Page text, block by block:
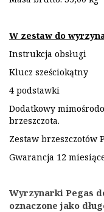
W zestaw do
Instrukcja obsługi
Klucz sześciokątny
4 podstawki
Dodatkowy
brzeszczota.
Zestaw brzeszczotów
Gwarancja 12
Wyrzynarki Pegas
oznaczone jako